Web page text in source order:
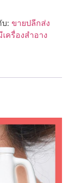
: ขายปลีกส่ง
เครื่องสำอาง